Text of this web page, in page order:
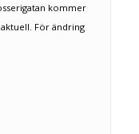
kommer
För ändring